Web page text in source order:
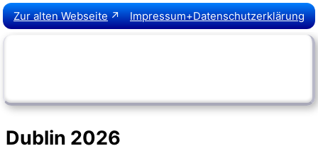
Zur alten Webseite Impressum+Datenschutzerklärung
Dublin 2026